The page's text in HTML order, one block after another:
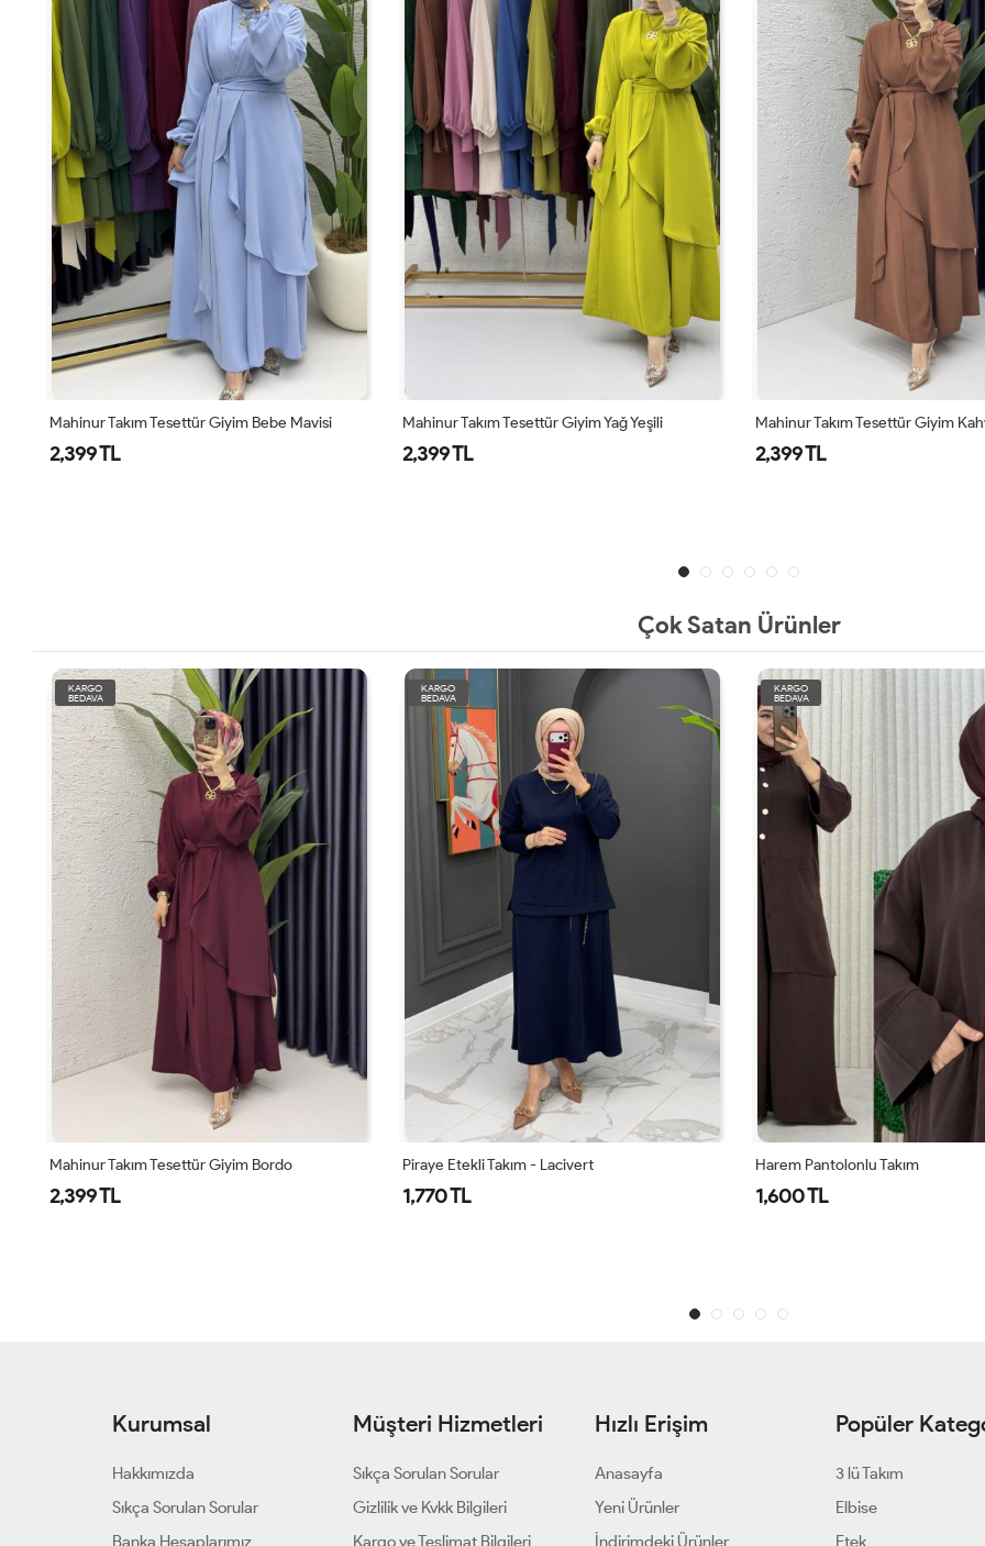
Mahinur Takım Tesettür Giyim Bebe Mavisi
2,399 TL
Mahinur Takım Tesettür Giyim Yağ Yeşili
2,399 TL
Mahinur Takım Tesettür Giyim
2,399 TL
Çok Satan Ürünler
KARGO
BEDAVA
Mahinur Takım Tesettür Giyim Bordo
2,399 TL
KARGO
BEDAVA
Piraye Etekli Takım - Lacivert
1,770 TL
KARGO
BEDAVA
Harem Pantolonlu Takım
1,600 TL
Kurumsal
Hakkımızda
Sıkça Sorulan Sorular
Banka Hesaplarımız
Müşteri Hizmetleri
Sıkça Sorulan Sorular
Gizlilik ve Kvkk Bilgileri
Kargo ve Teslimat Bilgileri
Hızlı Erişim
Anasayfa
Yeni Ürünler
İndirimdeki Ürünler
Popüler
3 lü Takım
Elbise
Etek